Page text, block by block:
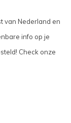
van Nederland en
info op je
Check onze